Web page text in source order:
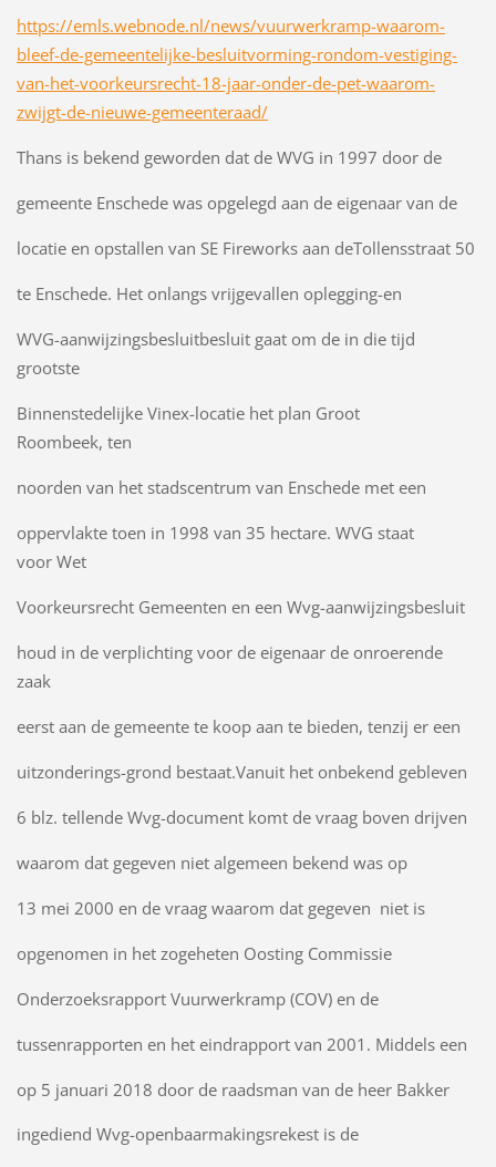
https://emls.webnode.nl/news/vuurwerkramp-waarom-
bleef-de-gemeentelijke-besluitvorming-rondom-vestiging-
van-het-voorkeursrecht-18-jaar-onder-de-pet-waarom-
zwijgt-de-nieuwe-gemeenteraad/
Thans is bekend geworden dat de WVG in 1997 door de
gemeente Enschede was opgelegd aan de eigenaar van de
locatie en opstallen van SE Fireworks aan deTollensstraat 50
te Enschede. Het onlangs vrijgevallen oplegging-en
WVG-aanwijzingsbesluitbesluit gaat om de in die tijd
grootste
Binnenstedelijke Vinex-locatie het plan Groot
Roombeek, ten
noorden van het stadscentrum van Enschede met een
oppervlakte toen in 1998 van 35 hectare. WVG staat
voor Wet
Voorkeursrecht Gemeenten en een Wvg-aanwijzingsbesluit
houd in de verplichting voor de eigenaar de onroerende
zaak
eerst aan de gemeente te koop aan te bieden, tenzij er een
uitzonderings-grond bestaat.Vanuit het onbekend gebleven
6 blz. tellende Wvg-document komt de vraag boven drijven
waarom dat gegeven niet algemeen bekend was op
13 mei 2000 en de vraag waarom dat gegeven niet is
opgenomen in het zogeheten Oosting Commissie
Onderzoeksrapport Vuurwerkramp (COV) en de
tussenrapporten en het eindrapport van 2001. Middels een
op 5 januari 2018 door de raadsman van de heer Bakker
ingediend Wvg-openbaarmakingsrekest is de